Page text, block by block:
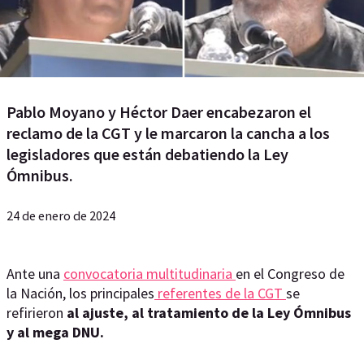
Pablo Moyano y Héctor Daer encabezaron el
reclamo de la CGT y le marcaron la cancha a los
legisladores que están debatiendo la Ley
Ómnibus.
24 de enero de 2024
Ante una convocatoria multitudinaria en el Congreso de
la Nación, los principales referentes de la CGT se
refirieron al ajuste, al tratamiento de la Ley Ómnibus
y al mega DNU.